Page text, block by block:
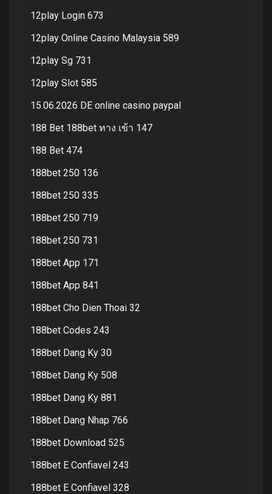
12play Login 673
12play Online Casino Malaysia 589
12play Sg 731
12play Slot 585
15.06.2026 DE online casino paypal
188 Bet 188bet ทาง เข้า 147
188 Bet 474
188bet 250 136
188bet 250 335
188bet 250 719
188bet 250 731
188bet App 171
188bet App 841
188bet Cho Dien Thoai 32
188bet Codes 243
188bet Dang Ky 30
188bet Dang Ky 508
188bet Dang Ky 881
188bet Dang Nhap 766
188bet Download 525
188bet E Confiavel 243
188bet E Confiavel 328